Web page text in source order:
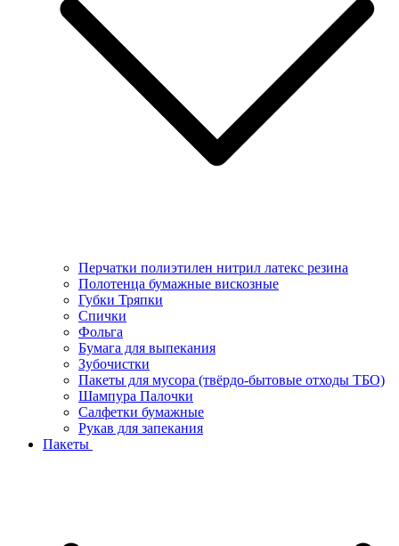
Перчатки полиэтилен нитрил латекс резина
Полотенца бумажные вискозные
Губки Тряпки
Спички
Фольга
Бумага для выпекания
Зубочистки
Пакеты для мусора (твёрдо-бытовые отходы ТБО)
Шампура Палочки
Салфетки бумажные
Рукав для запекания
Пакеты